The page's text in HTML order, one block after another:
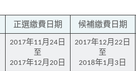
正選繳費日期 候補繳費日期
2017年11月24日
至
2017年12月20日
2017年12月22日
至
2018年1月3日